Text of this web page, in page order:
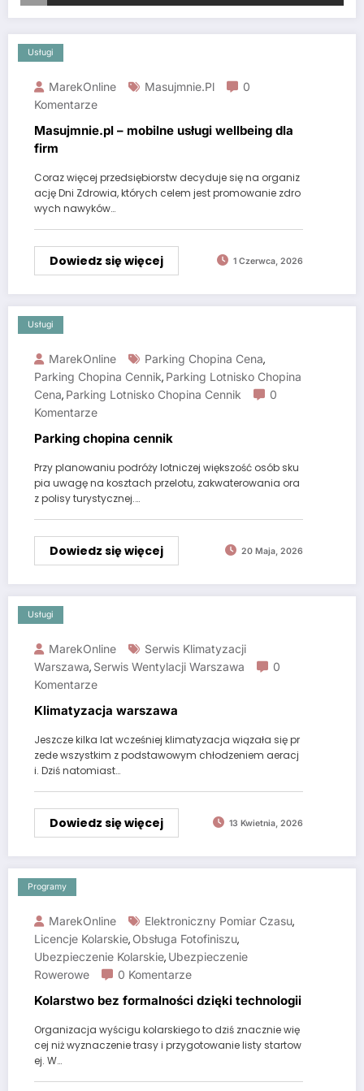
Usługi
MarekOnline Masujmnie.pl
0
Komentarze
Masujmnie.pl – mobilne usługi wellbeing dla
firm
Coraz więcej przedsiębiorstw decyduje się na organiz
ację Dni Zdrowia, których celem jest promowanie zdro
wych nawyków…
Dowiedz się więcej 1 Czerwca, 2026
Usługi
MarekOnline Parking Chopina Cena,
Parking Chopina Cennik, Parking Lotnisko Chopina
Cena, Parking Lotnisko Chopina Cennik
0
Komentarze
Parking chopina cennik
Przy planowaniu podróży lotniczej większość osób sku
pia uwagę na kosztach przelotu, zakwaterowania ora
z polisy turystycznej.…
Dowiedz się więcej 20 Maja, 2026
Usługi
MarekOnline
Serwis Klimatyzacji
Warszawa, Serwis Wentylacji Warszawa
0
Komentarze
Klimatyzacja warszawa
Jeszcze kilka lat wcześniej klimatyzacja wiązała się pr
zede wszystkim z podstawowym chłodzeniem aeracj
i. Dziś natomiast…
Dowiedz się więcej 13 Kwietnia, 2026
Programy
MarekOnline Elektroniczny Pomiar Czasu,
Licencje Kolarskie, Obsługa Fotofiniszu,
Ubezpieczenie Kolarskie, Ubezpieczenie
Rowerowe
0 Komentarze
Kolarstwo bez formalności dzięki technologii
Organizacja wyścigu kolarskiego to dziś znacznie wię
cej niż wyznaczenie trasy i przygotowanie listy startow
ej. W…